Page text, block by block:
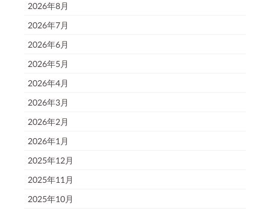
2026年8月
2026年7月
2026年6月
2026年5月
2026年4月
2026年3月
2026年2月
2026年1月
2025年12月
2025年11月
2025年10月